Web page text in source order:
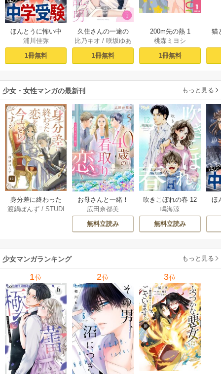
ほんとうに怖い中
学受験【分冊版】
1
浦川佳弥
1冊無料
久住さんの一途の
証明～揺らめい
て、ハニー～ 1巻
比乃キオ / 咲坂ゆあ
1冊無料
200m先の熱 1
桃森ミヨシ
1冊無料
猫
少女・女性マンガの最新刊 もっと見る
身分差に終わった
恋を、今さらです
渡鍋ぽんず/ STUDI
お母さんと一緒！
～40歳の看取りと
恋～【分冊版】 5巻
広田奈都美
無料立読み
吹きこぼれの春 12
巻
鳴海涼
無料立読み
ほ
少女マンガランキング もっと見る
1位 2位 3位